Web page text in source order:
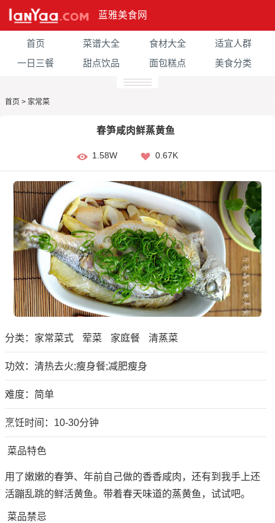
蓝雅美食网
首页 菜谱大全 食材大全
适宜人群
一日三餐
甜点饮品 面包糕点 美食分类
首页 > 家常菜
春笋咸肉鲜蒸黄鱼
1.58W 0.67K
分类： 家常菜式 荤菜 家庭餐 清蒸菜
功效：清热去火;瘦身餐;减肥瘦身
难度：简单
烹饪时间：10-30分钟
菜品特色
用了嫩嫩的春笋、年前自己做的香香咸肉，还有到我手上还
活蹦乱跳的鲜活黄鱼。带着春天味道的蒸黄鱼，试试吧。
菜品禁忌